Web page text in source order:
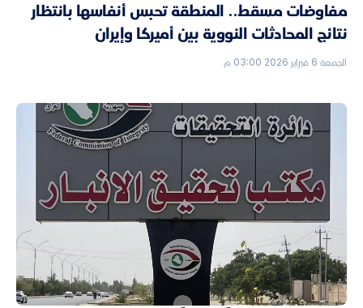
مفاوضات مسقط.. المنطقة تحبس أنفاسها بانتظار
نتائج المحادثات النووية بين أميركا وإيران
الجمعة 6 فبراير 2026 03:00 م